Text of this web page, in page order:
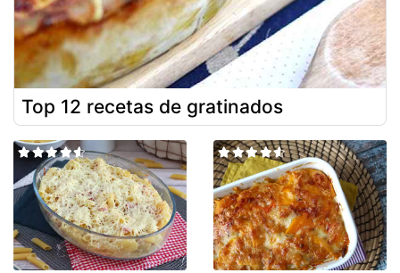
Top 12 recetas de gratinados